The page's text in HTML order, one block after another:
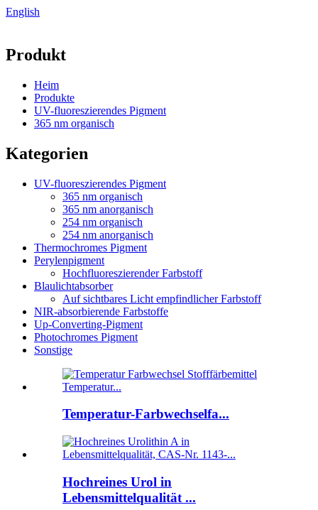
English
Produkt
Heim
Produkte
UV-fluoreszierendes Pigment
365 nm organisch
Kategorien
UV-fluoreszierendes Pigment
365 nm organisch
365 nm anorganisch
254 nm organisch
254 nm anorganisch
Thermochromes Pigment
Perylenpigment
Hochfluoreszierender Farbstoff
Blaulichtabsorber
Auf sichtbares Licht empfindlicher Farbstoff
NIR-absorbierende Farbstoffe
Up-Converting-Pigment
Photochromes Pigment
Sonstige
Temperatur-Farbwechselfa...
Hochreines Urol in
Lebensmittelqualität ...